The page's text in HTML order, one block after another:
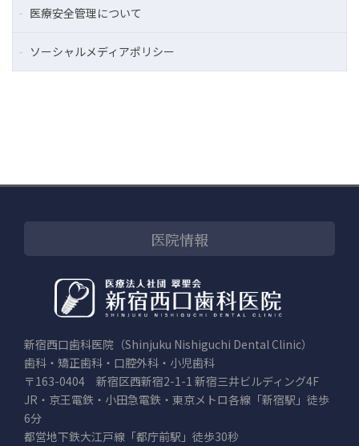
医療安全管理について
ソーシャルメディアポリシー
医院情報
新宿西口歯科医院（Shinjuku Nishiguchi Dental Clinic）
歯科・矯正歯科・口腔外科・小児歯科
〒163-0404 新宿区西新宿2-1-1 新宿三井ビルディング4F
JR・京王電鉄・小田急電鉄・東京メトロ各線「新宿駅」徒歩
6分
都営地下鉄大江戸線「都庁前駅」徒歩30秒